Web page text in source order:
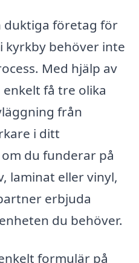
duktiga företag för
kyrkby behöver inte
Med hjälp av
få tre olika
från
i ditt
du funderar på
laminat eller vinyl,
erbjuda
du behöver.
formulär på